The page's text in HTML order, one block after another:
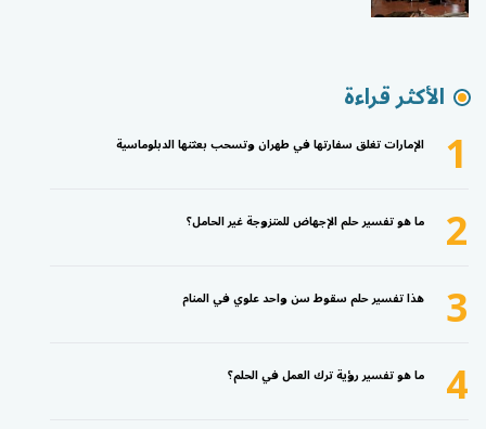
الأكثر قراءة
1 الإمارات تغلق سفارتها في طهران وتسحب بعثتها الدبلوماسية
2 ما هو تفسير حلم الإجهاض للمتزوجة غير الحامل؟
3 هذا تفسير حلم سقوط سن واحد علوي في المنام
4 ما هو تفسير رؤية ترك العمل في الحلم؟